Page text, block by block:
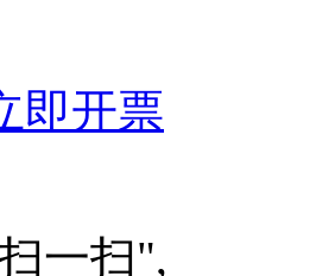
即开票
一扫",